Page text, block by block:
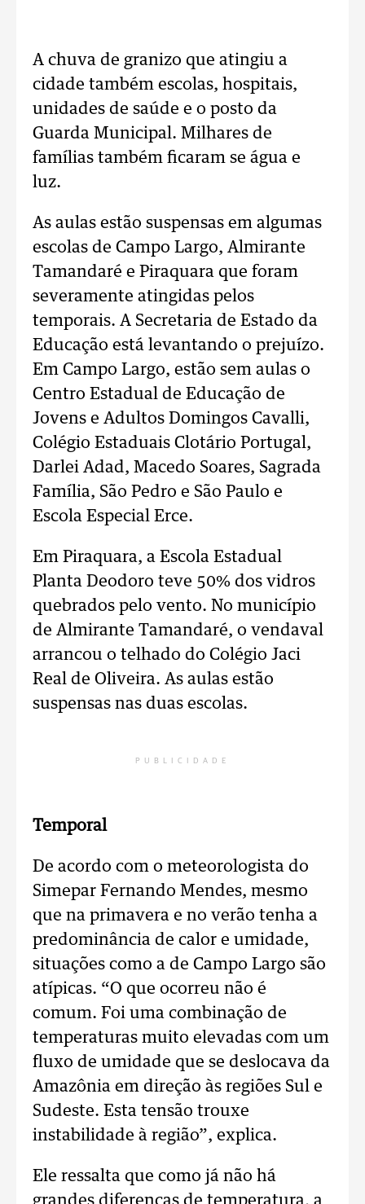
A chuva de granizo que atingiu a
cidade também escolas, hospitais,
unidades de saúde e o posto da
Guarda Municipal. Milhares de
famílias também ficaram se água e
luz.
As aulas estão suspensas em algumas
escolas de Campo Largo, Almirante
Tamandaré e Piraquara que foram
severamente atingidas pelos
temporais. A Secretaria de Estado da
Educação está levantando o prejuízo.
Em Campo Largo, estão sem aulas o
Centro Estadual de Educação de
Jovens e Adultos Domingos Cavalli,
Colégio Estaduais Clotário Portugal,
Darlei Adad, Macedo Soares, Sagrada
Família, São Pedro e São Paulo e
Escola Especial Erce.
Em Piraquara, a Escola Estadual
Planta Deodoro teve 50% dos vidros
quebrados pelo vento. No município
de Almirante Tamandaré, o vendaval
arrancou o telhado do Colégio Jaci
Real de Oliveira. As aulas estão
suspensas nas duas escolas.
PUBLICIDADE
Temporal
De acordo com o meteorologista do
Simepar Fernando Mendes, mesmo
que na primavera e no verão tenha a
predominância de calor e umidade,
situações como a de Campo Largo são
atípicas. “O que ocorreu não é
comum. Foi uma combinação de
temperaturas muito elevadas com um
fluxo de umidade que se deslocava da
Amazônia em direção às regiões Sul e
Sudeste. Esta tensão trouxe
instabilidade à região”, explica.
Ele ressalta que como já não há
grandes diferenças de temperatura, a